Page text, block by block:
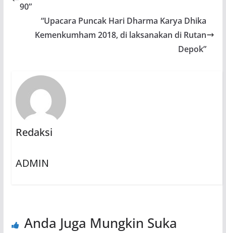
90”
“Upacara Puncak Hari Dharma Karya Dhika
Kemenkumham 2018, di laksanakan di Rutan
Depok”
Redaksi
ADMIN
Anda Juga Mungkin Suka